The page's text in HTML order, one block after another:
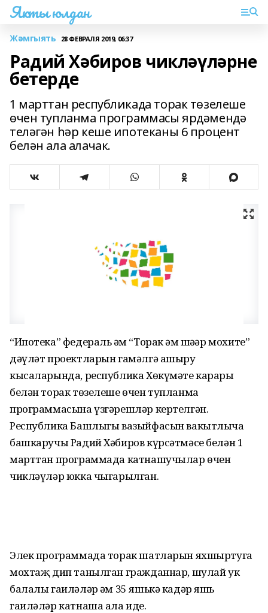
Якты юлдан
Жәмгыять 28 ФЕВРАЛЯ 2019, 06:37
Радий Хәбиров чикләүләрне
бетерде
1 марттан республикада торак төзелеше
өчен тупланма программасы ярдәмендә
теләгән һәр кеше ипотеканы 6 процент
белән ала алачак.
“Ипотека” федераль һәм “Торак һәм шәһәр мохите”
дәүләт проектларын гамәлгә ашыру
кысаларында, республика Хөкүмәте карары
белән торак төзелеше өчен тупланма
программасына үзгәрешләр кертелгән.
Республика Башлыгы вазыйфасын вакытлыча
башкаручы Радий Хәбиров күрсәтмәсе белән 1
марттан программада катнашучылар өчен
чикләүләр юкка чыгарылган.
Элек программада торак шатларын яхшыртуга
мохтаҗ дип танылган гражданнар, шулай ук
балалы гаиләләр һәм 35 яшькә кадәр яшь
гаиләләр катнаша ала иде.